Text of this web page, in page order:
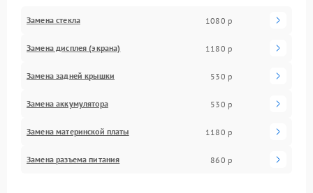
Замена стекла 1080 р
Замена дисплея (экрана) 1180 р
Замена задней крышки 530 р
Замена аккумулятора 530 р
Замена материнской платы 1180 р
Замена разъема питания 860 р